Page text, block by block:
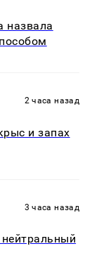
назвала
2 часа назад
и запах
3 часа назад